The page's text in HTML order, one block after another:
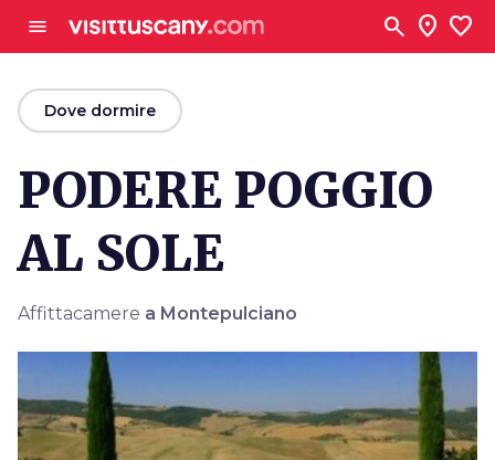
menu search location_on favorite
arrow_backDove dormire
PODERE POGGIO
AL SOLE
Affittacamere a Montepulciano